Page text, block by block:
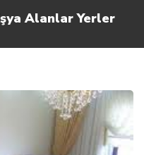
Alanlar Yerler